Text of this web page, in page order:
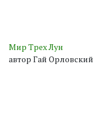
Мир Трех Лун
автор Гай Орловский